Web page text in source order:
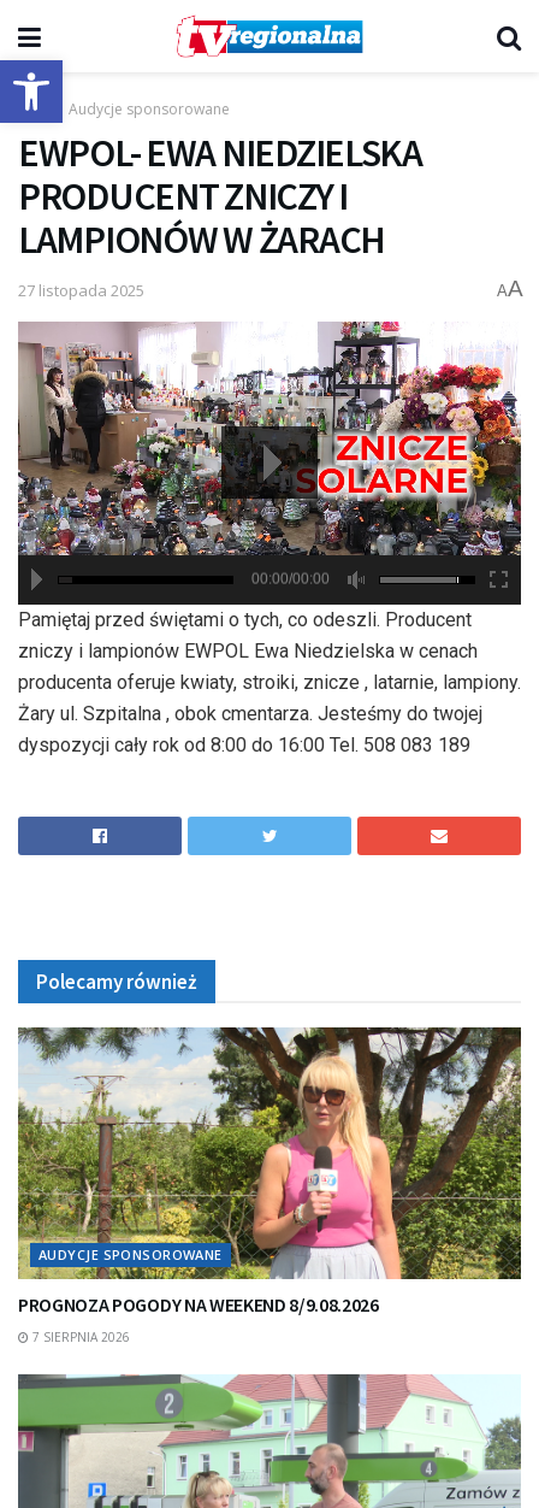
Otwórz pasek narzędzi
Start Audycje sponsorowane
EWPOL- EWA NIEDZIELSKA
PRODUCENT ZNICZY I
LAMPIONÓW W ŻARACH
27 listopada 2025 AA
hd2880
hd2160
hd2160
hd1440
highres
hd1080
hd720
large
medium
small
tiny
00:00/00:00
Pamiętaj przed świętami o tych, co odeszli. Producent
zniczy i lampionów EWPOL Ewa Niedzielska w cenach
producenta oferuje kwiaty, stroiki, znicze , latarnie, lampiony.
Żary ul. Szpitalna , obok cmentarza. Jesteśmy do twojej
dyspozycji cały rok od 8:00 do 16:00 Tel. 508 083 189
Polecamy również
AUDYCJE SPONSOROWANE
PROGNOZA POGODY NA WEEKEND 8/9.08.2026
7 SIERPNIA 2026